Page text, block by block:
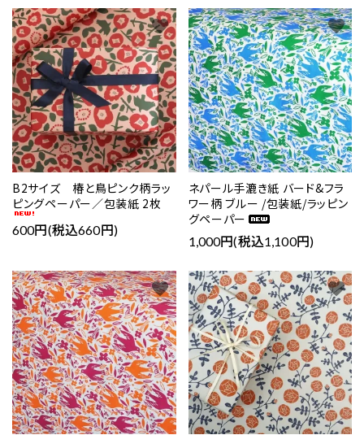
B2サイズ 椿と鳥ピンク柄ラッ
ピングペーパー／包装紙 2枚
600円(税込660円)
favorite
ネパール手漉き紙 バード&フラ
ワー柄 ブルー /包装紙/ラッピン
グペーパー
1,000円(税込1,100円)
favorite
favorite favorite
カテゴリー
検索する